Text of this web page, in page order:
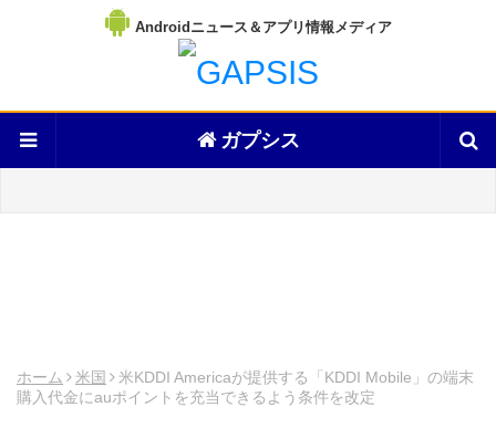
Androidニュース＆アプリ情報メディア
ガプシス
ホーム 米国
米KDDI Americaが提供する「KDDI Mobile」の端末
購入代金にauポイントを充当できるよう条件を改定